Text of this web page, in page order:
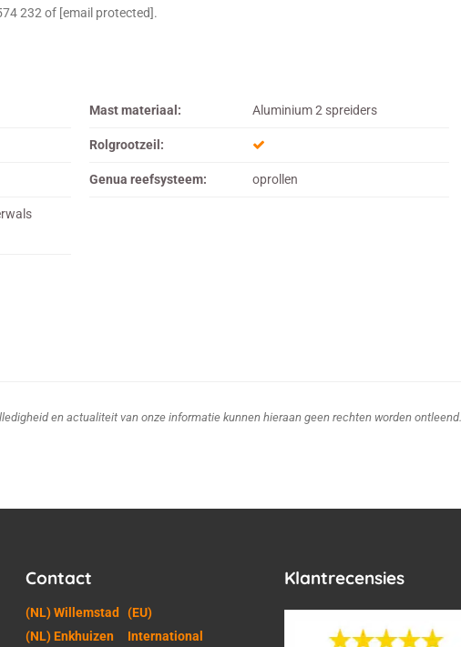
232 of [email protected].
Mast materiaal: Aluminium 2 spreiders
Rolgrootzeil:
Genua reefsysteem: oprollen
en actualiteit van onze informatie kunnen hieraan geen rechten worden ontleend.
Contact
(NL) Willemstad
(NL) Enkhuizen
(EU)
International
Klantrecensies